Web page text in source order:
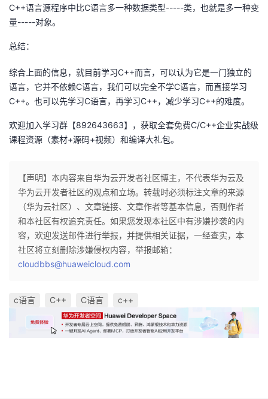
堂
课
程
的
认
我
的
验
我
收
藏
我
术
支
云
声
议
C++语言源程序中比C语言多一种数据类型-----类，也就是多一种变
量-----对象。
总结：
综合上面的信息，就目前学习C++而言，可以认为它是一门独立的
语言，它并不依赖C语言，我们可以完全不学C语言，而直接学习
C++。也可以先学习C语言，再学习C++，减少学习C++的难度。
欢迎加入学习群【892643663】，获取全套免费C/C++企业实战级
课程资源（素材+源码+视频）和编译大礼包。
【声明】本内容来自华为云开发者社区博主，不代表华为云及
华为云开发者社区的观点和立场。转载时必须标注文章的来源
（华为云社区）、文章链接、文章作者等基本信息，否则作者
和本社区有权追究责任。如果您发现本社区中有涉嫌抄袭的内
容，欢迎发送邮件进行举报，并提供相关证据，一经查实，本
社区将立刻删除涉嫌侵权内容，举报邮箱：
cloudbbs@huaweicloud.com
c语言 C++ C语言 c++